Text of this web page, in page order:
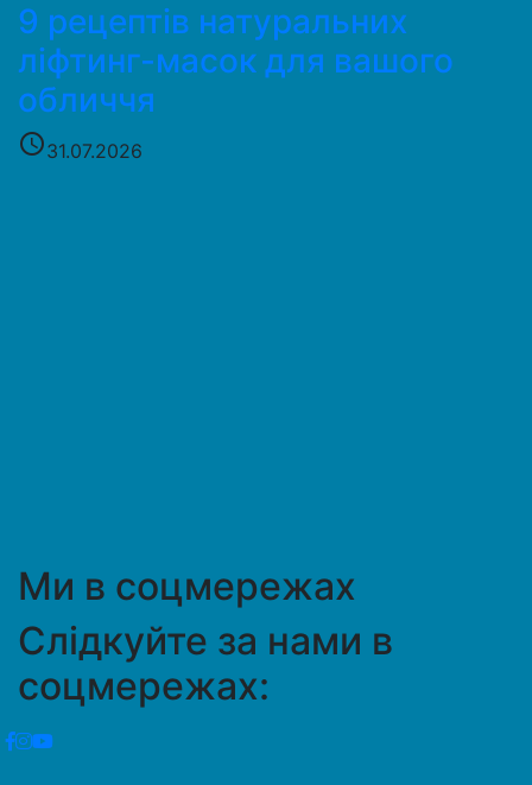
9 рецептів натуральних
ліфтинг-масок для вашого
обличчя
access_time31.07.2026
Ми в соцмережах
Слідкуйте за нами в
соцмережах: